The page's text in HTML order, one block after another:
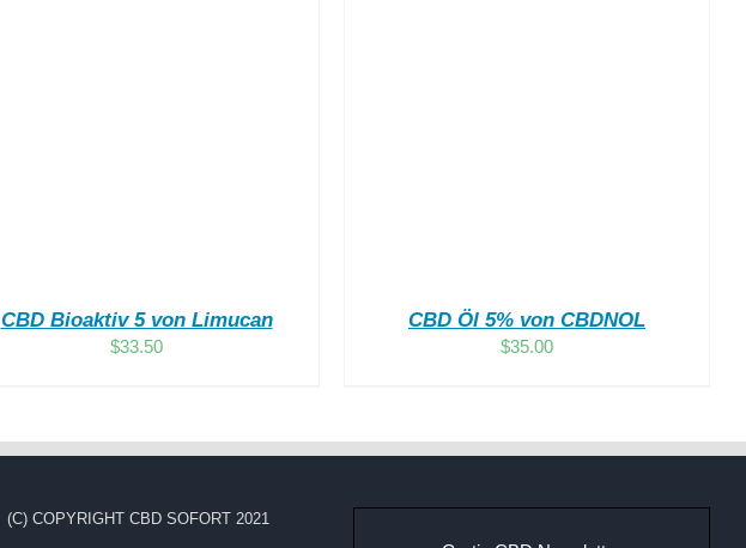
CBD Bioaktiv 5 von Limucan
$33.50
CBD Öl 5% von CBDNOL
$35.00
(C) COPYRIGHT CBD SOFORT 2021